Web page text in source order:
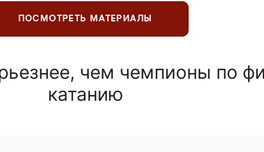
ПОСМОТРЕТЬ МАТЕРИАЛЫ
чем чемпионы по
катанию